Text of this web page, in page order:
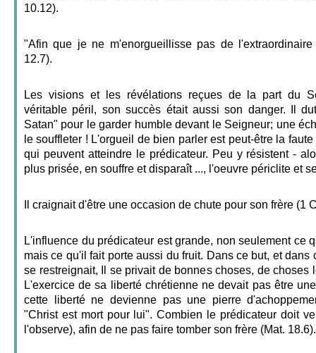
10.12).
"Afin que je ne m'enorgueillisse pas de
12.7).
Les visions et les révélations reçues de la part du
véritable péril, son succès était aussi son danger. Il
Satan" pour le garder humble devant le Seigneur; une
le souffleter ! L'orgueil de bien parler est peut-être la
qui peuvent atteindre le prédicateur. Peu y résistent -
plus prisée, en souffre et disparaît ..., l'oeuvre périclite et
Il craignait d'être une occasion de chute pour son frère (1
L'influence du prédicateur est grande, non seulement ce
mais ce qu'il fait porte aussi du fruit. Dans ce but, et dans
se restreignait, Il se privait de bonnes choses, de choses
L'exercice de sa liberté chrétienne ne devait pas être
cette liberté ne devienne pas une pierre
"Christ est mort pour lui". Combien le prédicateur doit
l'observe), afin de ne pas faire tomber son frère (Mat. 18.6).